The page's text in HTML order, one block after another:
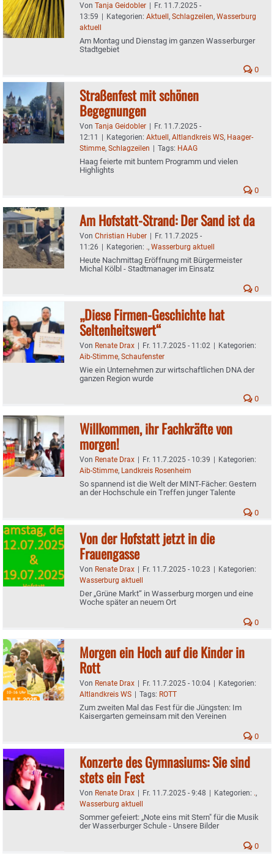
Von Tanja Geidobler | Fr. 11.7.2025 -
13:59 | Kategorien: Aktuell, Schlagzeilen, Wasserburg
aktuell
Am Montag und Dienstag im ganzen Wasserburger
Stadtgebiet
0
Straßenfest mit schönen
Begegnungen
Von Tanja Geidobler | Fr. 11.7.2025 -
12:11 | Kategorien: Aktuell, Altlandkreis WS, Haager-
Stimme, Schlagzeilen | Tags: HAAG
Haag feierte mit buntem Programm und vielen
Highlights
0
Am Hofstatt-Strand: Der Sand ist da
Von Christian Huber | Fr. 11.7.2025 -
11:26 | Kategorien: ., Wasserburg aktuell
Heute Nachmittag Eröffnung mit Bürgermeister
Michal Kölbl - Stadtmanager im Einsatz
0
„Diese Firmen-Geschichte hat
Seltenheitswert“
Von Renate Drax | Fr. 11.7.2025 - 11:02 | Kategorien:
Aib-Stimme, Schaufenster
Wie ein Unternehmen zur wirtschaftlichen DNA der
ganzen Region wurde
0
Willkommen, ihr Fachkräfte von
morgen!
Von Renate Drax | Fr. 11.7.2025 - 10:39 | Kategorien:
Aib-Stimme, Landkreis Rosenheim
So spannend ist die Welt der MINT-Fächer: Gestern
an der Hochschule ein Treffen junger Talente
0
Von der Hofstatt jetzt in die
Frauengasse
Von Renate Drax | Fr. 11.7.2025 - 10:23 | Kategorien:
Wasserburg aktuell
Der „Grüne Markt“ in Wasserburg morgen und eine
Woche später an neuem Ort
0
Morgen ein Hoch auf die Kinder in
Rott
Von Renate Drax | Fr. 11.7.2025 - 10:04 | Kategorien:
Altlandkreis WS | Tags: ROTT
Zum zweiten Mal das Fest für die Jüngsten: Im
Kaisergarten gemeinsam mit den Vereinen
0
Konzerte des Gymnasiums: Sie sind
stets ein Fest
Von Renate Drax | Fr. 11.7.2025 - 9:48 | Kategorien: .,
Wasserburg aktuell
Sommer gefeiert: „Note eins mit Stern" für die Musik
der Wasserburger Schule - Unsere Bilder
0